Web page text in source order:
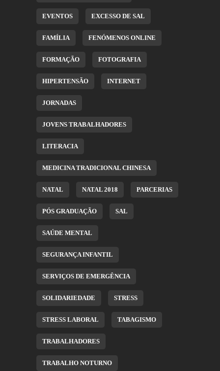
EVENTOS EXCESSO DE SAL
FAMÍLIA FENÓMENOS ONLINE
FORMAÇÃO FOTOGRAFIA
HIPERTENSÃO INTERNET
JORNADAS
JOVENS TRABALHADORES
LITERACIA
MEDICINA TRADICIONAL CHINESA
NATAL NATAL 2018 PARCERIAS
PÓS GRADUAÇÃO SAL
SAÚDE MENTAL
SEGURANÇA INFANTIL
SERVIÇOS DE EMERGÊNCIA
SOLIDARIEDADE STRESS
STRESS LABORAL TABAGISMO
TRABALHADORES
TRABALHO NOTURNO